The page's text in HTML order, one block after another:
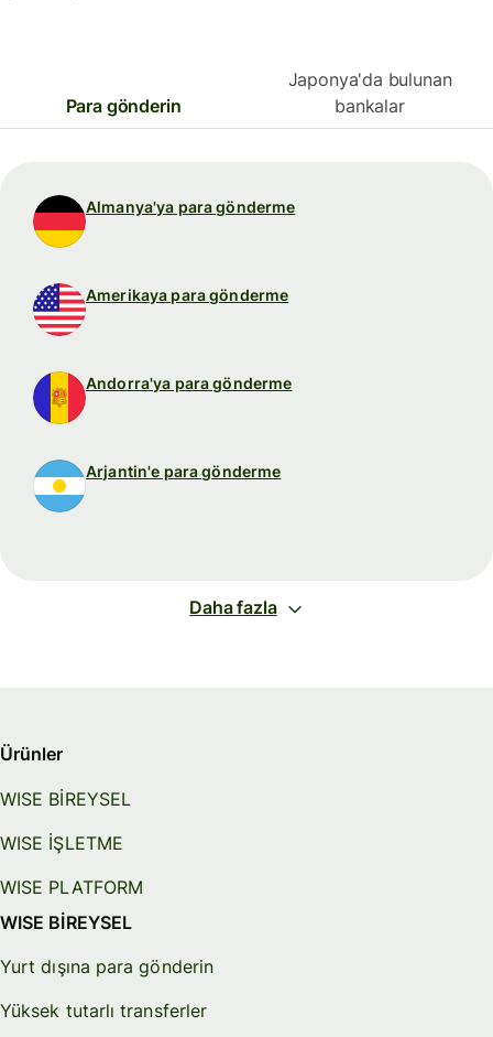
Para gönderin
Japonya'da bulunan
bankalar
Almanya'ya para gönderme
Amerikaya para gönderme
Andorra'ya para gönderme
Arjantin'e para gönderme
Daha fazla
Ürünler
WISE BİREYSEL
WISE İŞLETME
WISE PLATFORM
WISE BİREYSEL
Yurt dışına para gönderin
Yüksek tutarlı transferler